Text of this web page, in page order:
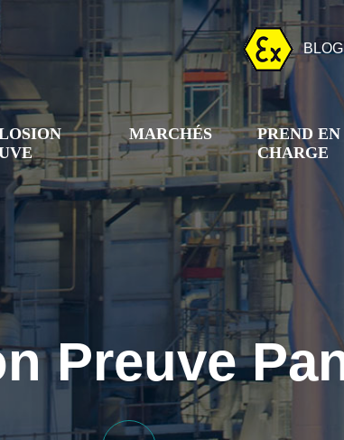
BLOG
MARCHÉS
PREND EN
CHARGE
Preuve